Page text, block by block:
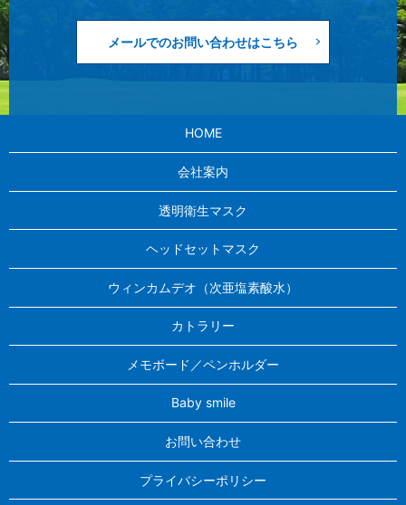
メールでのお問い合わせはこちら
HOME
会社案内
透明衛生マスク
ヘッドセットマスク
ウィンカムデオ（次亜塩素酸水）
カトラリー
メモボード／ペンホルダー
Baby smile
お問い合わせ
プライバシーポリシー